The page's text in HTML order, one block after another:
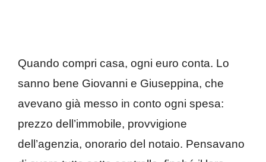
Quando compri casa, ogni euro conta. Lo
sanno bene Giovanni e Giuseppina, che
avevano già messo in conto ogni spesa:
prezzo dell’immobile, provvigione
dell’agenzia, onorario del notaio. Pensavano